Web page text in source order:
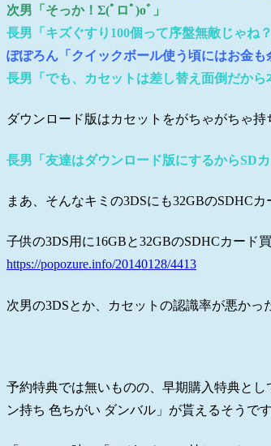
次男「そっか！Σ(ﾟロﾟ)oﾞ」
長男「キズぐすり100個って序盤無敵じゃね？
ぽぽろん「クイックボール使う頃にはお金
長男「でも、カセットは差し替え面倒だか
ダウンロード版はカセットをがちゃがちゃ持
長男「友達はダウンロード版にするからSD
まあ、そんなキミの3DSにも32GBのSDHCカ
子供の3DS用に16GBと32GBのSDHCカード
https://popozure.info/20140128/4413
次男の3DSとか、カセットの認識率が悪か
予約特典では無いものの、早期購入特典とし
ン持ち 色ちがい ダンバル」が貰えるそうです